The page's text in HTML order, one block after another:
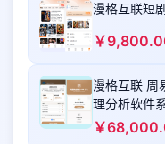
漫格互联短
￥
漫格互联 周
理分析软件
￥